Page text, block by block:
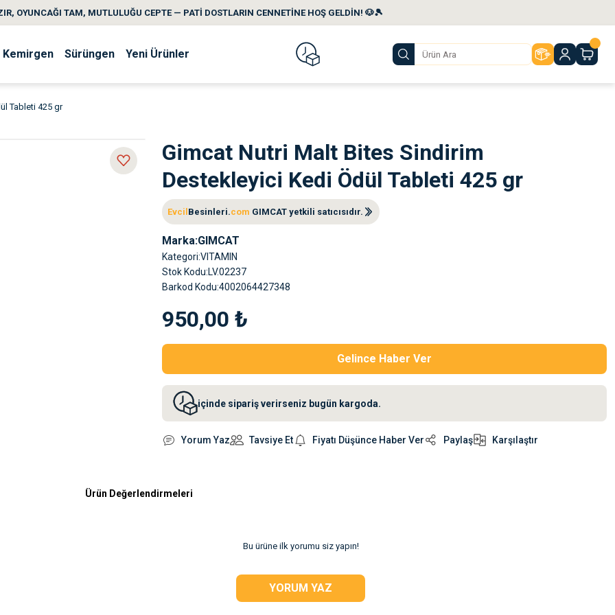
OYUNCAĞI TAM, MUTLULUĞU CEPTE — PATİ DOSTLARIN CENNETİNE HOŞ GELDİN! 🐶🎾
Kemirgen Sürüngen Yeni Ürünler
Tableti 425 gr
Gimcat Nutri Malt Bites Sindirim
Destekleyici Kedi Ödül Tableti 425 gr
Evcil Besinleri.com GIMCAT yetkili satıcısıdır.
Marka GIMCAT
Kategori VITAMIN
Stok Kodu LV.02237
Barkod Kodu 4002064427348
950,00 ₺
Gelince Haber Ver
içinde sipariş verirseniz bugün kargoda.
Yorum Yaz Tavsiye Et Fiyatı Düşünce Haber Ver Paylaş Karşılaştır
Ürün Değerlendirmeleri
Bu ürüne ilk yorumu siz yapın!
YORUM YAZ